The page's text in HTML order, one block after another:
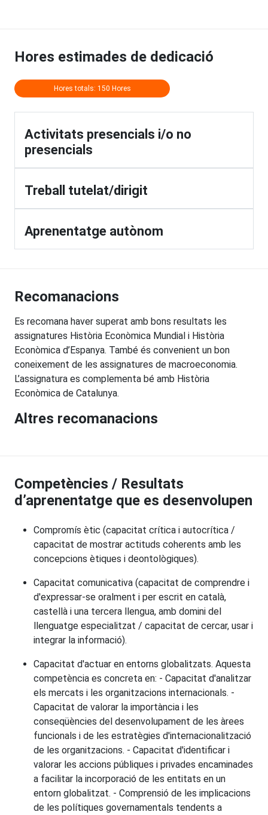
Hores estimades de dedicació
Hores totals: 150 Hores
Activitats presencials i/o no
presencials
Treball tutelat/dirigit
Aprenentatge autònom
Recomanacions
Es recomana haver superat amb bons resultats les
assignatures Història Econòmica Mundial i Història
Econòmica d’Espanya. També és convenient un bon
coneixement de les assignatures de macroeconomia.
L’assignatura es complementa bé amb Història
Econòmica de Catalunya.
Altres recomanacions
Competències / Resultats
d’aprenentatge que es desenvolupen
Compromís ètic (capacitat crítica i autocrítica /
capacitat de mostrar actituds coherents amb les
concepcions ètiques i deontològiques).
Capacitat comunicativa (capacitat de comprendre i
d'expressar-se oralment i per escrit en català,
castellà i una tercera llengua, amb domini del
llenguatge especialitzat / capacitat de cercar, usar i
integrar la informació).
Capacitat d'actuar en entorns globalitzats. Aquesta
competència es concreta en: - Capacitat d'analitzar
els mercats i les organitzacions internacionals. -
Capacitat de valorar la importància i les
conseqüències del desenvolupament de les àrees
funcionals i de les estratègies d'internacionalització
de les organitzacions. - Capacitat d'identificar i
valorar les accions públiques i privades encaminades
a facilitar la incorporació de les entitats en un
entorn globalitzat. - Comprensió de les implicacions
de les polítiques governamentals tendents a